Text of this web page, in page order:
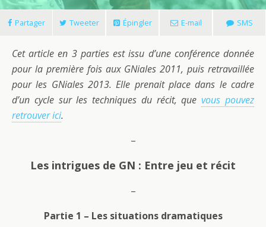
Partager Tweeter Épingler E-mail SMS
Cet article en 3 parties est issu d’une conférence donnée
pour la première fois aux GNiales 2011, puis retravaillée
pour les GNiales 2013. Elle prenait place dans le cadre
d’un cycle sur les techniques du récit, quevous pouvez
retrouver ici.
–
Les intrigues de GN : Entre jeu et récit
–
Partie 1 – Les situations dramatiques